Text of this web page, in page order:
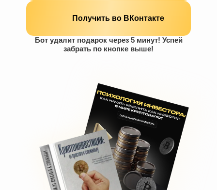
Получить во ВКонтакте
Бот удалит подарок через 5 минут! Успей
забрать по кнопке выше!